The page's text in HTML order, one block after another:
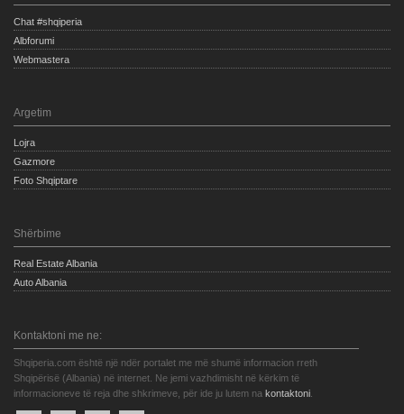
Chat #shqiperia
Albforumi
Webmastera
Argetim
Lojra
Gazmore
Foto Shqiptare
Shërbime
Real Estate Albania
Auto Albania
Kontaktoni me ne:
Shqiperia.com është një ndër portalet me më shumë informacion rreth
Shqipërisë (Albania) në internet. Ne jemi vazhdimisht në kërkim të
informacioneve të reja dhe shkrimeve, për ide ju lutem na kontaktoni